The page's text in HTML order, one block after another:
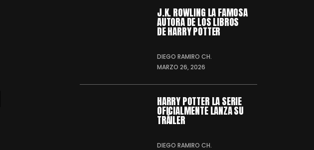
J.K. ROWLING LA FAMOSA
AUTORA DE LOS LIBROS
DE HARRY POTTER
DIEGO RAMIRO CH.
MARZO 26, 2026
HARRY POTTER LA SERIE
OFICIALMENTE LANZA SU
TRÁILER
DIEGO RAMIRO CH.